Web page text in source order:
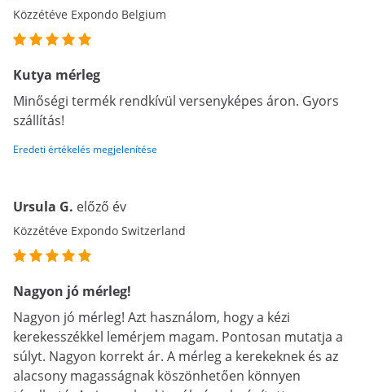
Közzétéve Expondo Belgium
Kutya mérleg
Minőségi termék rendkívül versenyképes áron. Gyors
szállítás!
Eredeti értékelés megjelenítése
Ursula G. előző év
Közzétéve Expondo Switzerland
Nagyon jó mérleg!
Nagyon jó mérleg! Azt használom, hogy a kézi
kerekesszékkel lemérjem magam. Pontosan mutatja a
súlyt. Nagyon korrekt ár. A mérleg a kerekeknek és az
alacsony magasságnak köszönhetően könnyen